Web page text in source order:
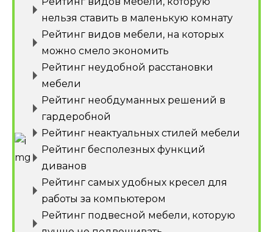
нельзя ставить в маленькую комнату
Рейтинг видов мебели, на которых
можно смело экономить
Рейтинг неудобной расстановки
мебели
Рейтинг необдуманных решений в
гардеробной
Рейтинг неактуальных стилей мебели
Рейтинг бесполезных функций
диванов
Рейтинг самых удобных кресел для
работы за компьютером
Рейтинг подвесной мебели, которую